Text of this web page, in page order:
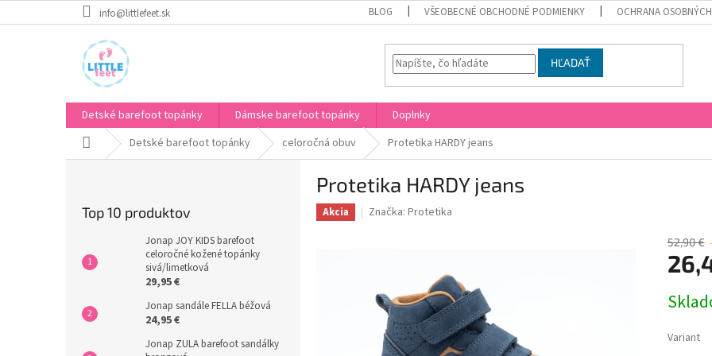
na
info@littlefeet.sk BLOG VŠEOBECNÉ OBCHODNÉ PODMIENKY OCHRANA
HĽADAŤ
Detské barefoot topánky Dámske barefoot topánky
Doplnky
DomovDetské barefoot topánky celoročná obuv Protetika HARDY jeans
Top 10 produktov
Jonap JOY KIDS barefoot
celoročné kožené topánky
sivá/limetková
29,95 €
Jonap sandále FELLA béžová
24,95 €
Jonap ZULA barefoot sandálky
Protetika HARDY jeans
Akcia Značka: Protetika
52,90 €
cena:
Variant